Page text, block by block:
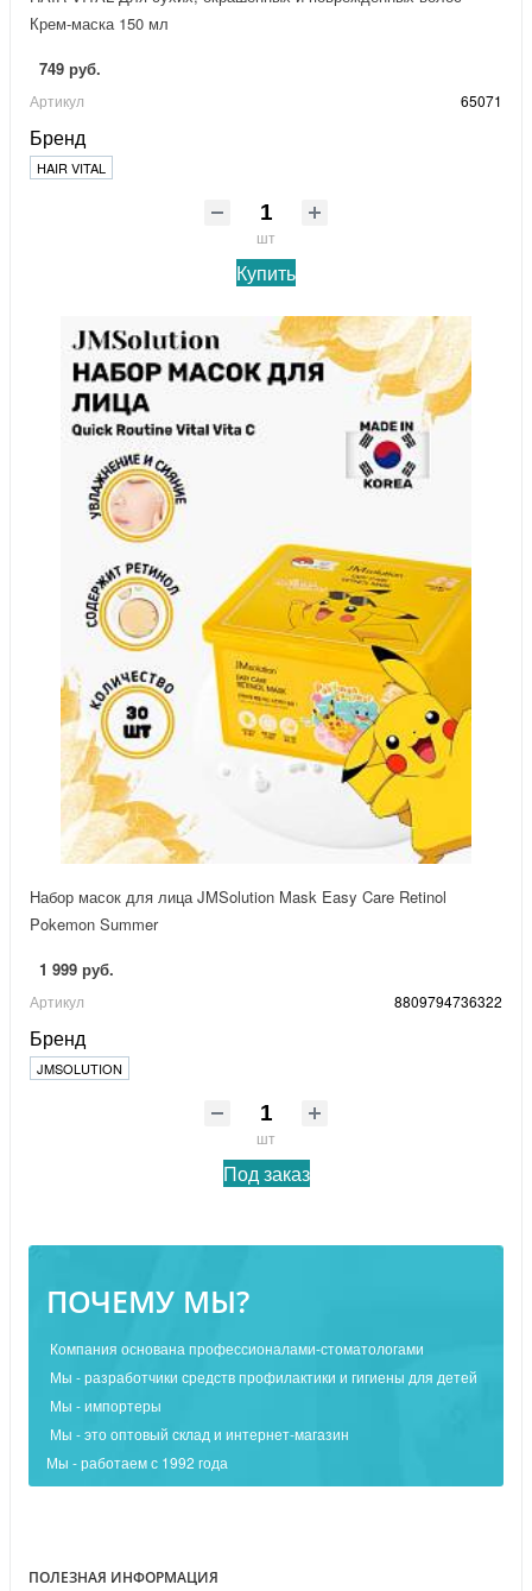
ПОЧЕМУ МЫ?
Компания основана профессионалами-стоматологами
Мы - разработчики средств профилактики и гигиены для детей
Мы - импортеры
Мы - это оптовый склад и интернет-магазин
Мы - работаем с 1992 года
ПОЛЕЗНАЯ ИНФОРМАЦИЯ
Крем-маска 150 мл
749 руб.
Артикул 65071
Бренд
HAIR VITAL
шт
Купить
Набор масок для лица JMSolution Mask Easy Care Retinol
Pokemon Summer
1 999 руб.
Артикул 8809794736322
Бренд
JMSOLUTION
шт
Под заказ